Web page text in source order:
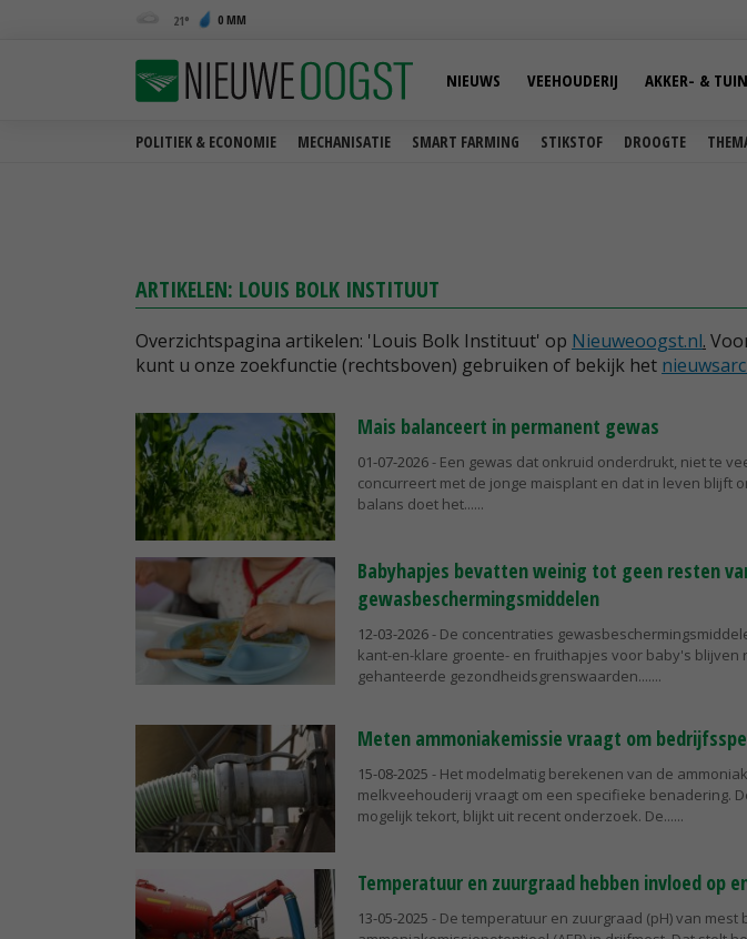
21 0 MM
POLITIEK & ECONOMIE MECHANISATIE SMART FARMING STIKSTOF DROOGTE
NIEUWS VEEHOUDERIJ AKKER- &
ARTIKELEN: LOUIS BOLK INSTITUUT
Overzichtspagina artikelen: 'Louis Bolk Instituut' op Nieuweoogst.nl.
kunt u onze zoekfunctie (rechtsboven) gebruiken of bekijk het
Mais balanceert in permanent gewas
01-07-2026- Een gewas dat onkruid onderdrukt, niet te
concurreert met de jonge maisplant en dat in leven blijft
balans doet het...
Babyhapjes bevatten weinig tot geen resten
gewasbeschermingsmiddelen
12-03-2026- De concentraties
kant-en-klare groente- en fruithapjes voor baby's blijven
gehanteerde gezondheidsgrenswaarden....
Meten ammoniakemissie vraagt om
15-08-2025 - Het modelmatig berekenen van de
melkveehouderij vraagt om een specifieke benadering.
mogelijk tekort, blijkt uit recent onderzoek. De...
Temperatuur en zuurgraad hebben invloed op
13-05-2025 - De temperatuur en zuurgraad (pH) van